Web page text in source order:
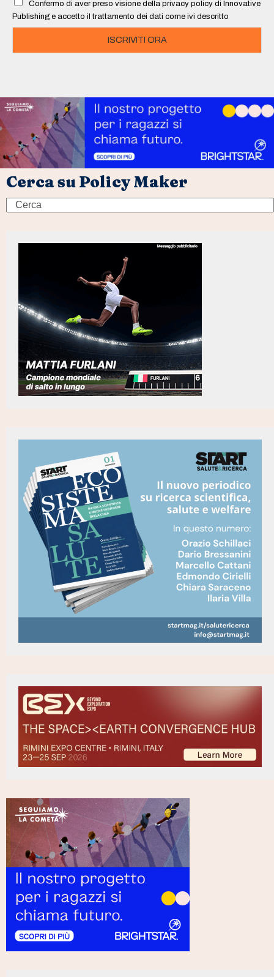
*
Confermo di aver preso visione della privacy policy di Innovative
Publishing e accetto il trattamento dei dati come ivi descritto
ISCRIVITI ORA
Cerca su Policy Maker
Search